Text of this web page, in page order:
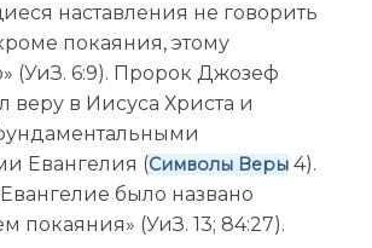
наставления не говорить
покаяния, этому
(УиЗ. 6:9). Пророк Джозеф
веру в Иисуса Христа и
Евангелия (Символы Веры4).
было названо
покаяния» (УиЗ. 13; 84:27).